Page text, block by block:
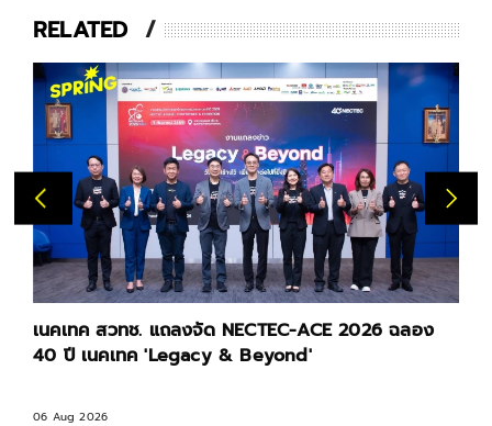
RELATED
เนคเทค สวทช. แถลงจัด NECTEC-ACE 2026 ฉลอง
40 ปี เนคเทค 'Legacy & Beyond'
06 Aug 2026